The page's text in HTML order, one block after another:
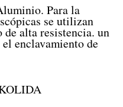
Para la
se utilizan
alta resistencia. un
enclavamiento de